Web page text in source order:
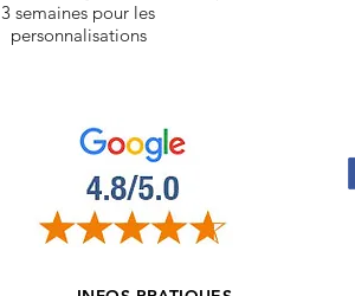
3 semaines pour les
personnalisations